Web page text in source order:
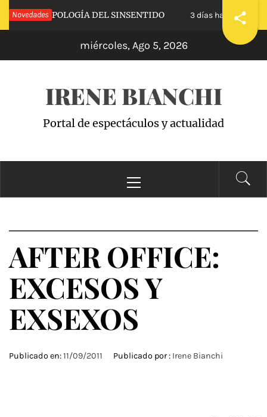
Saltar
al
Novedades
APOLOGÍA DEL SINSENTIDO 3 días hace
miércoles, Ago 5, 2026
IRENE BIANCHI
Portal de espectáculos y actualidad
principal
AFTER OFFICE:
EXCESOS Y
EXSEXOS
Publicado en:11/09/2011 Publicado por : Irene Bianchi